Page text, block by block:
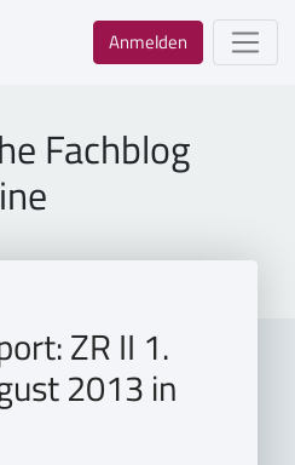
Anmelden
Fachblog
ZR II 1.
2013 in